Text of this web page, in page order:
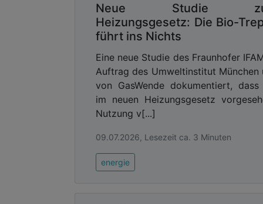
Abonnieren Sie unseren
Ausgabe
Mit dem Regionalpakt Wupper wird
wird mit allen Beteiligten im
hinweg zusammen in diesem Jahr
und umgesetzt werden. Ein Kick-off-
die Kommunen im Wuppergebiet,
Landwirtschaft, Naturschutzverbände
von Hochwasservorsorge eine Rolle
Neue Studie
Heizungsgesetz: Die Bio-
führt ins Nichts
Eine neue Studie des Fraunhofer
Auftrag des Umweltinstitut München
von GasWende dokumentiert,
im neuen Heizungsgesetz
Nutzung v[...]
09.07.2026, Lesezeit ca. 3 Minuten
energie